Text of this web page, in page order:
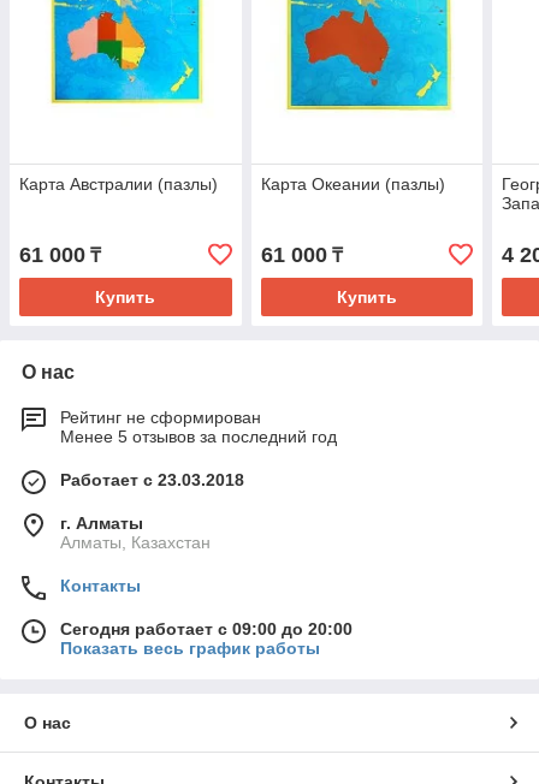
Карта Австралии (пазлы)
61 000 ₸
Купить
Карта Океании (пазлы)
61 000₸
Купить
4
О нас
Рейтинг не сформирован
Менее 5 отзывов за последний год
Работает с 23.03.2018
г. Алматы
Алматы, Казахстан
Контакты
Сегодня работает с 09:00 до 20:00
Показать весь график работы
О нас